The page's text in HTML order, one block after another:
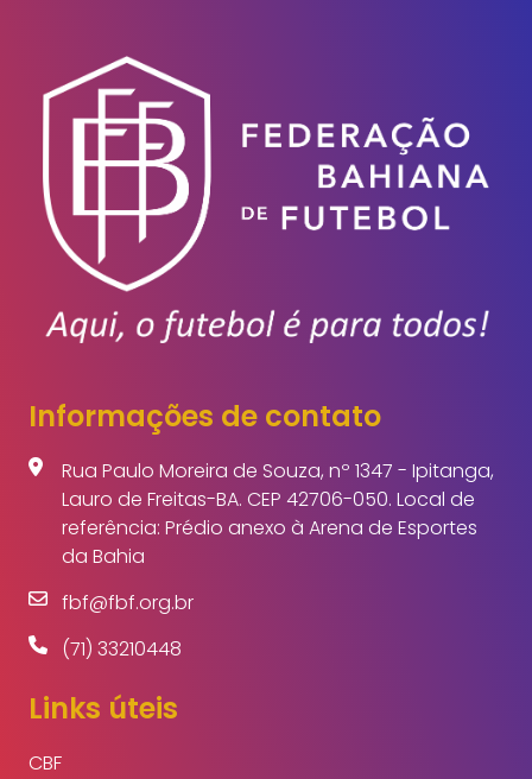
Informações de contato
Rua Paulo Moreira de Souza, nº 1347 - Ipitanga,
Lauro de Freitas-BA. CEP 42706-050. Local de
referência: Prédio anexo à Arena de Esportes
da Bahia
fbf@fbf.org.br
(71) 33210448
Links úteis
CBF